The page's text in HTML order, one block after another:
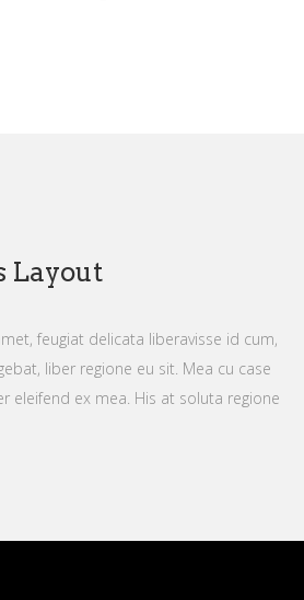
Layout
feugiat delicata liberavisse id cum,
liber regione eu sit. Mea cu case
eleifend ex mea. His at soluta regione